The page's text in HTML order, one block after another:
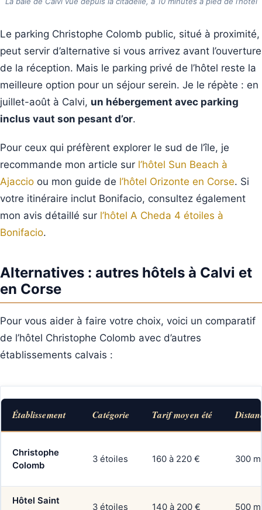
Le parking Christophe Colomb public, situé à proximité,
peut servir d’alternative si vous arrivez avant l’ouverture
de la réception. Mais le parking privé de l’hôtel reste la
meilleure option pour un séjour serein. Je le répète : en
juillet-août à Calvi, un hébergement avec parking
inclus vaut son pesant d’or.
Pour ceux qui préfèrent explorer le sud de l’île, je
recommande mon article sur l’hôtel Sun Beach à
Ajaccio ou mon guide de l’hôtel Orizonte en Corse. Si
votre itinéraire inclut Bonifacio, consultez également
mon avis détaillé sur l’hôtel A Cheda 4 étoiles à
Bonifacio.
Alternatives : autres hôtels à Calvi et
en Corse
Pour vous aider à faire votre choix, voici un comparatif
de l’hôtel Christophe Colomb avec d’autres
établissements calvais :
Établissement Catégorie Tarif moyen été
Christophe
Colomb
3 étoiles 160 à 220 € 300 m
Hôtel Saint
3 étoiles 140 à 200 € 500 m